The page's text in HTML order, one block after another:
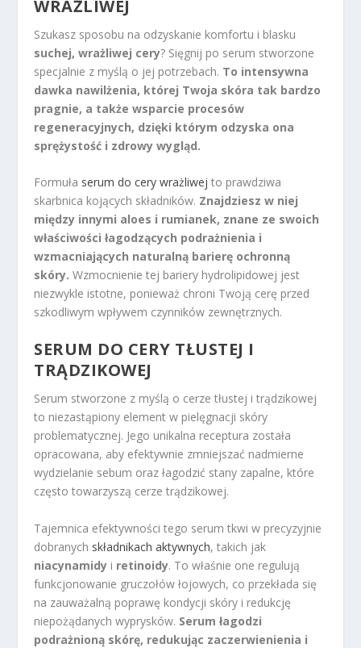
WRAŻLIWEJ
Szukasz sposobu na odzyskanie komfortu i blasku
suchej, wrażliwej cery? Sięgnij po serum stworzone
specjalnie z myślą o jej potrzebach. To intensywna
dawka nawilżenia, której Twoja skóra tak bardzo
pragnie, a także wsparcie procesów
regeneracyjnych, dzięki którym odzyska ona
sprężystość i zdrowy wygląd.
Formuła serum do cery wrażliwej to prawdziwa
skarbnica kojących składników. Znajdziesz w niej
między innymi aloes i rumianek, znane ze swoich
właściwości łagodzących podrażnienia i
wzmacniających naturalną barierę ochronną
skóry. Wzmocnienie tej bariery hydrolipidowej jest
niezwykle istotne, ponieważ chroni Twoją cerę przed
szkodliwym wpływem czynników zewnętrznych.
SERUM DO CERY TŁUSTEJ I
TRĄDZIKOWEJ
Serum stworzone z myślą o cerze tłustej i trądzikowej
to niezastąpiony element w pielęgnacji skóry
problematycznej. Jego unikalna receptura została
opracowana, aby efektywnie zmniejszać nadmierne
wydzielanie sebum oraz łagodzić stany zapalne, które
często towarzyszą cerze trądzikowej.
Tajemnica efektywności tego serum tkwi w precyzyjnie
dobranych składnikach aktywnych, takich jak
niacynamidy i retinoidy. To właśnie one regulują
funkcjonowanie gruczołów łojowych, co przekłada się
na zauważalną poprawę kondycji skóry i redukcję
niepożądanych wyprysków. Serum łagodzi
podrażnioną skórę, redukując zaczerwienienia i